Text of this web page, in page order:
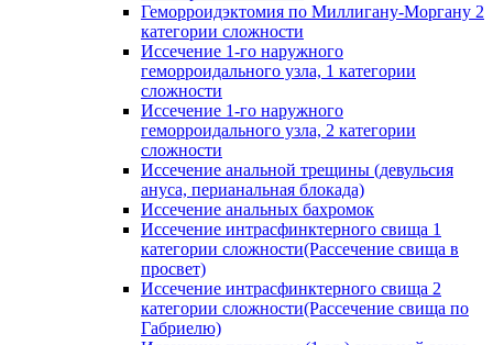
Геморроидэктомия по Миллигану-Моргану 2
категории сложности
Иссечение 1-го наружного
геморроидального узла, 1 категории
сложности
Иссечение 1-го наружного
геморроидального узла, 2 категории
сложности
Иссечение анальной трещины (девульсия
ануса, перианальная блокада)
Иссечение анальных бахромок
Иссечение интрасфинктерного свища 1
категории сложности(Рассечение свища в
просвет)
Иссечение интрасфинктерного свища 2
категории сложности(Рассечение свища по
Габриелю)